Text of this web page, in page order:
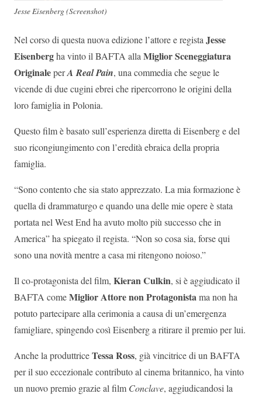
Jesse Eisenberg (Screenshot)
Nel corso di questa nuova edizione l’attore e registaJesse
Eisenbergha vinto il BAFTA allaMiglior Sceneggiatura
OriginaleperA Real Pain, una commedia che segue le
vicende di due cugini ebrei che ripercorrono le origini della
loro famiglia in Polonia.
Questo film è basato sull’esperienza diretta di Eisenberg e del
suo ricongiungimento con l’eredità ebraica della propria
famiglia.
“Sono contento che sia stato apprezzato. La mia formazione è
quella di drammaturgo e quando una delle mie opere è stata
portata nel West End ha avuto molto più successo che in
America” ha spiegato il regista. “Non so cosa sia, forse qui
sono una novità mentre a casa mi ritengono noioso.”
Il co-protagonista del film, Kieran Culkin, si è aggiudicato il
BAFTA comeMiglior Attore non Protagonistama non ha
potuto partecipare alla cerimonia a causa di un’emergenza
famigliare, spingendo così Eisenberg a ritirare il premio per lui.
Anche la produttriceTessa Ross, già vincitrice di un BAFTA
per il suo eccezionale contributo al cinema britannico, ha vinto
un nuovo premio grazie al film Conclave, aggiudicandosi la